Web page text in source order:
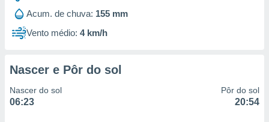
Acum. de chuva: 155 mm
Vento médio: 4 km/h
Nascer e Pôr do sol
Nascer do sol
06:23
Pôr do sol
20:54